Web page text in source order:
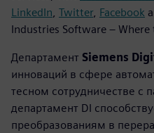
LinkedIn Twitter, Facebook
Industries Software –
Департамент Siemens
инноваций в сфере
тесном сотрудничестве с
департамент DI
преобразованиям в